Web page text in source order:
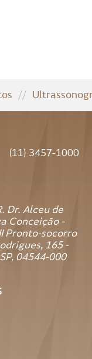
//
(11) 3457-1000
Dr. Alceu de
Conceição -
Pronto-socorro
165 -
04544-000